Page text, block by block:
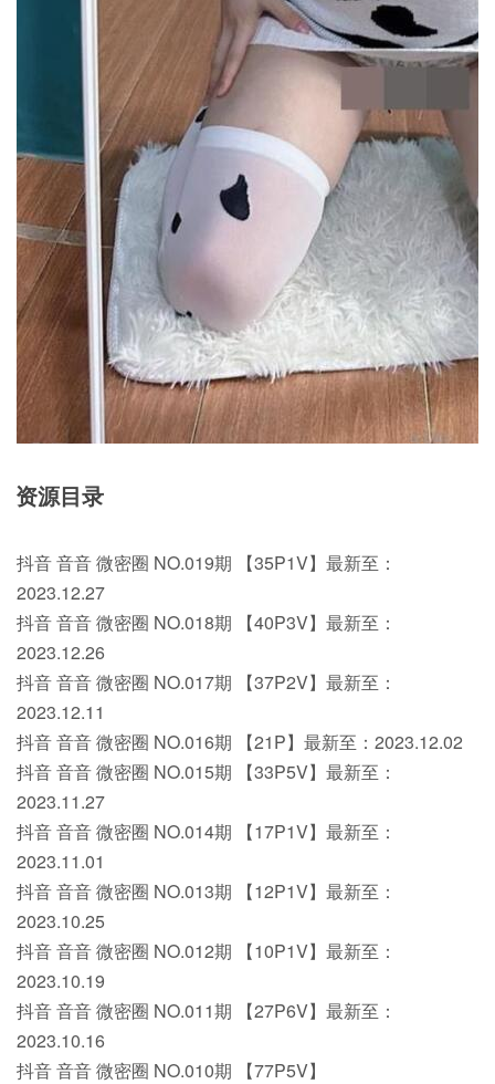
资源目录
抖音 音音 微密圈 NO.019期 【35P1V】最新至：
2023.12.27
抖音 音音 微密圈 NO.018期 【40P3V】最新至：
2023.12.26
抖音 音音 微密圈 NO.017期 【37P2V】最新至：
2023.12.11
抖音 音音 微密圈 NO.016期 【21P】最新至：2023.12.02
抖音 音音 微密圈 NO.015期 【33P5V】最新至：
2023.11.27
抖音 音音 微密圈 NO.014期 【17P1V】最新至：
2023.11.01
抖音 音音 微密圈 NO.013期 【12P1V】最新至：
2023.10.25
抖音 音音 微密圈 NO.012期 【10P1V】最新至：
2023.10.19
抖音 音音 微密圈 NO.011期 【27P6V】最新至：
2023.10.16
抖音 音音 微密圈 NO.010期 【77P5V】